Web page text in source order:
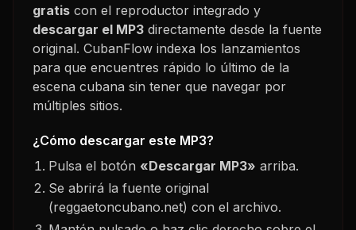
gratis con el reproductor integrado y
descargar el MP3 directamente desde la fuente
original. CubanFlow indexa los lanzamientos
para que encuentres rápido lo último de la
escena cubana sin tener que navegar por
múltiples sitios.
¿Cómo descargar este MP3?
Pulsa el botón «Descargar MP3» arriba.
Se abrirá la fuente original
(reggaetoncubano.net) con el archivo.